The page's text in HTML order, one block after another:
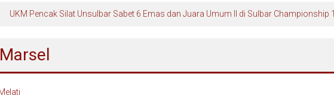
UKM Pencak Silat Unsulbar Sabet 6 Emas dan Juara Umum II di Sulbar Championship 1
Marsel